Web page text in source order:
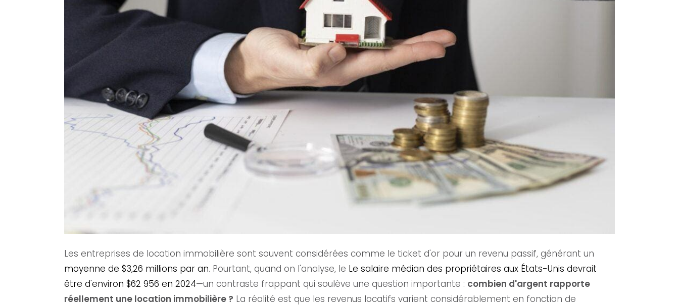
Les entreprises de location immobilière sont souvent considérées comme le ticket d'or pour un revenu passif, générant un
moyenne de $3,26 millions par an. Pourtant, quand on l'analyse, le Le salaire médian des propriétaires aux États-Unis devrait
être d'environ $62 956 en 2024—un contraste frappant qui soulève une question importante : combien d'argent rapporte
réellement une location immobilière ? La réalité est que les revenus locatifs varient considérablement en fonction de